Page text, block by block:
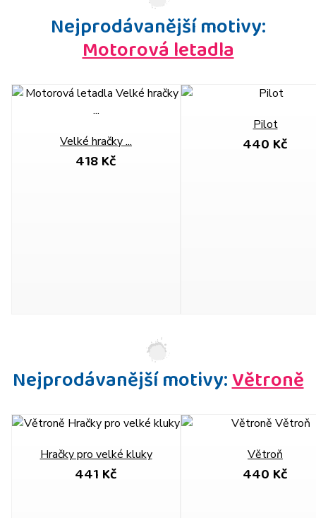
Nejprodávanější motivy:
Motorová letadla
Velké hračky ...
418 Kč
Pilot
440 Kč
Nejprodávanější motivy:Větroně
Hračky pro velké kluky
441 Kč
Větroň
440 Kč